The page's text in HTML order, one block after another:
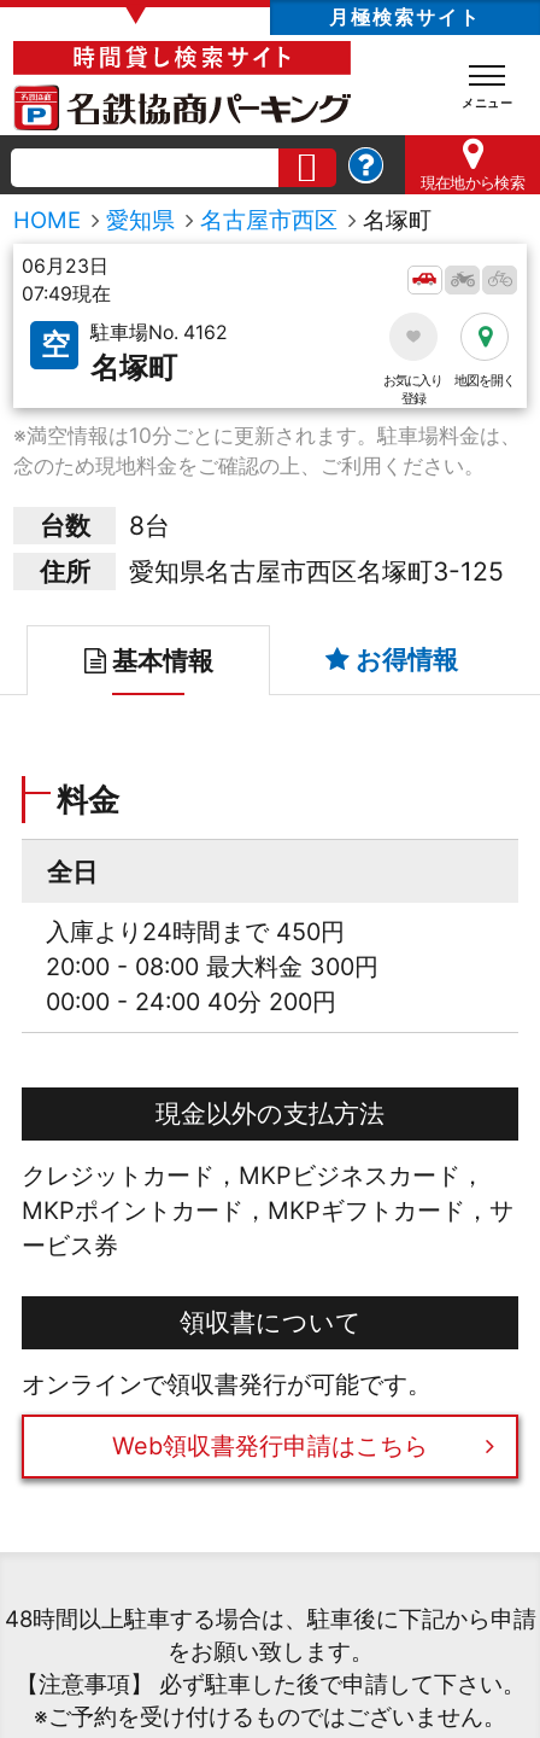
▼ 月極検索サイト
現在地から検索
HOME 愛知県 名古屋市西区 名塚町
06月23日
07:49現在
空 駐車場No. 4162
名塚町
お気に入り
登録
地図を開く
※満空情報は10分ごとに更新されます。駐車場料金は、
念のため現地料金をご確認の上、ご利用ください。
台数
8台
住所
愛知県名古屋市西区名塚町3-125
基本情報 お得情報
料金
全日
入庫より24時間まで 450円
20:00 - 08:00 最大料金 300円
00:00 - 24:00 40分 200円
現金以外の支払方法
クレジットカード，MKPビジネスカード，
MKPポイントカード，MKPギフトカード，サ
ービス券
領収書について
オンラインで領収書発行が可能です。
Web領収書発行申請はこちら
48時間以上駐車する場合は、駐車後に下記から申請
をお願い致します。
【注意事項】 必ず駐車した後で申請して下さい。
※ご予約を受け付けるものではございません。